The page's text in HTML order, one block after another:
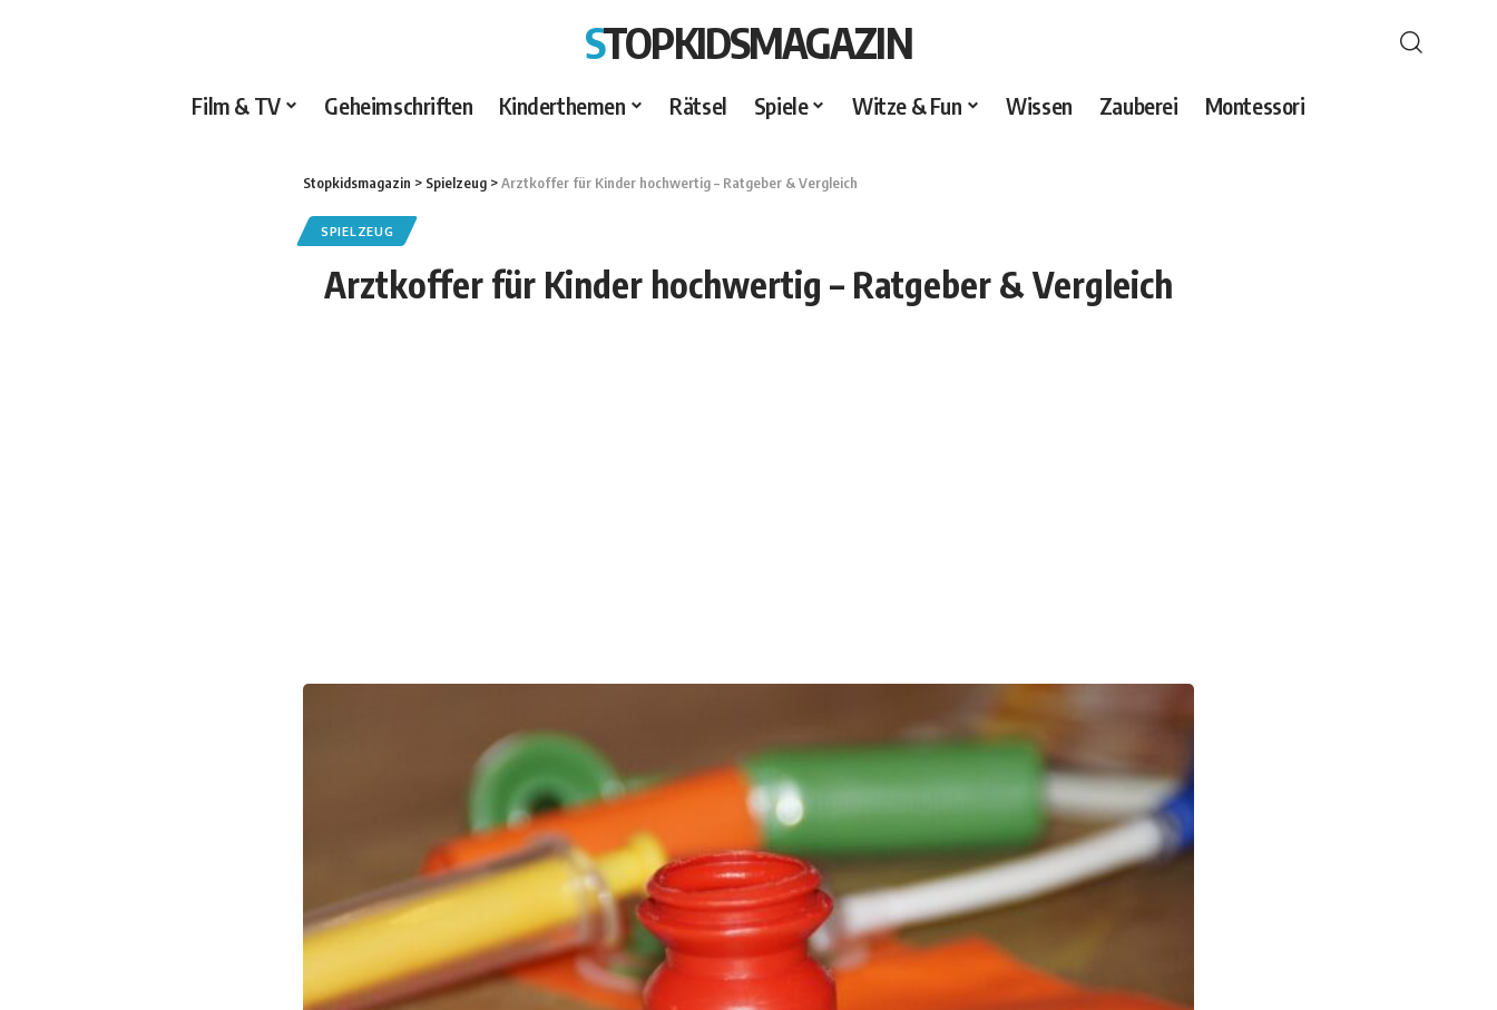
STOPKIDSMAGAZIN
Film & TV Geheimschriften Kinderthemen Rätsel Spiele Witze & Fun Wissen Zauberei Montessori
Stopkidsmagazin > Spielzeug >Arztkoffer für Kinder hochwertig – Ratgeber & Vergleich
SPIELZEUG
Arztkoffer für Kinder hochwertig – Ratgeber & Vergleich